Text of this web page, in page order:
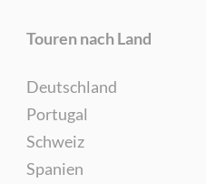
Touren nach Land
Deutschland
Portugal
Schweiz
Spanien